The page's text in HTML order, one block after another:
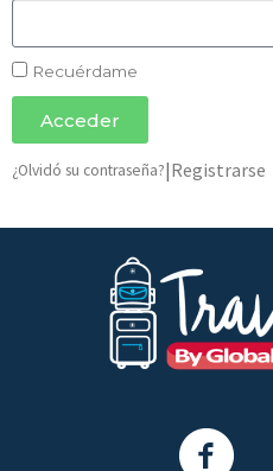
Recuérdame
Acceder
¿Olvidó su contraseña?|Registrarse